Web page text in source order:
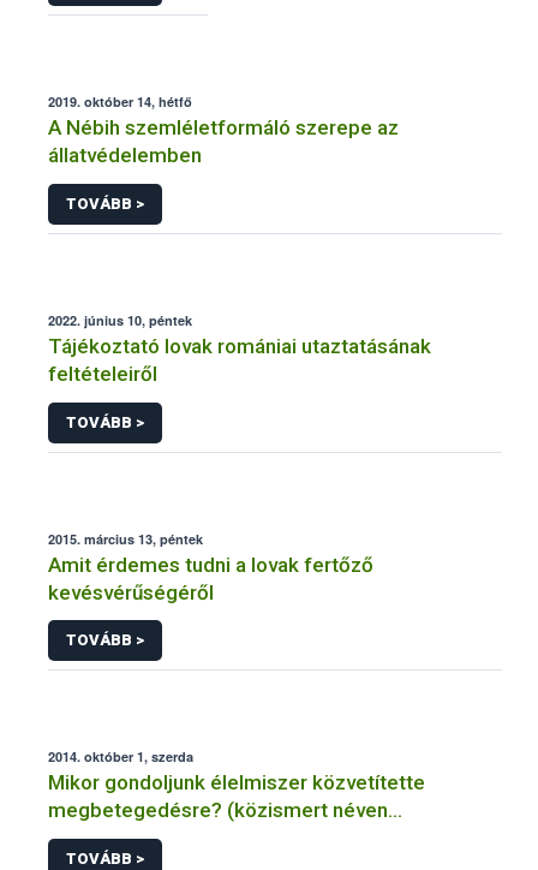
2019. október 14, hétfő
A Nébih szemléletformáló szerepe az
állatvédelemben
TOVÁBB >
2022. június 10, péntek
Tájékoztató lovak romániai utaztatásának
feltételeiről
TOVÁBB >
2015. március 13, péntek
Amit érdemes tudni a lovak fertőző
kevésvérűségéről
TOVÁBB >
2014. október 1, szerda
Mikor gondoljunk élelmiszer közvetítette
megbetegedésre? (közismert néven
ételmérgezésre, ételfertőzésre)
TOVÁBB >